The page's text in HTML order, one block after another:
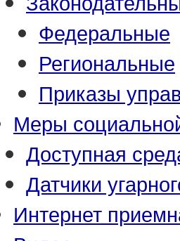
Федеральные
Региональные
Приказы
Меры
Доступная
Датчики
Интернет